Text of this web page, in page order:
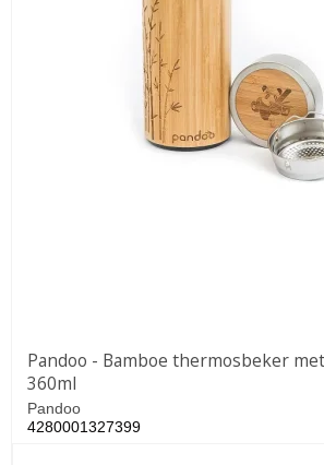
Pandoo - Bamboe thermosbeker
360ml
Pandoo
4280001327399